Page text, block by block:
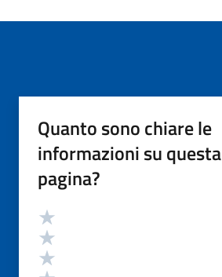
Quanto sono chiare le
informazioni su questa
pagina?
Valutazione